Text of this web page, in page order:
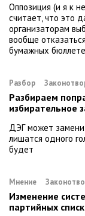
Оппозиция (и я к
считает, что это
организаторам
вообще
бумажных
Разбор
Разбираем
избирательное
ДЭГ может
лишатся одного
будет
Мнение
Изменение
партийных